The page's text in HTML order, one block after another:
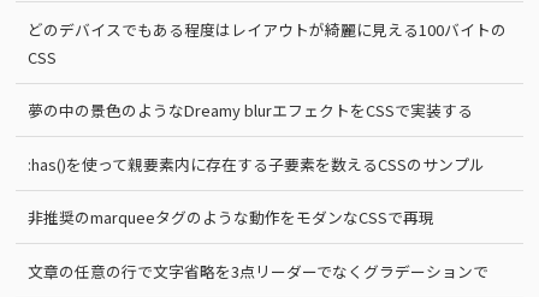
どのデバイスでもある程度はレイアウトが綺麗に見える100バイトの
CSS
夢の中の景色のようなDreamy blurエフェクトをCSSで実装する
:has()を使って親要素内に存在する子要素を数えるCSSのサンプル
非推奨のmarqueeタグのような動作をモダンなCSSで再現
文章の任意の行で文字省略を3点リーダーでなくグラデーションで